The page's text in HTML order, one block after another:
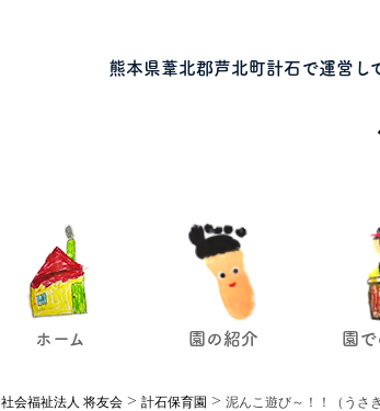
熊本県葦北郡芦北町計石で運営し
ホーム 園の紹介 園
社会福祉法人 将友会 > 計石保育園 > 泥んこ遊び～！！（うさぎ